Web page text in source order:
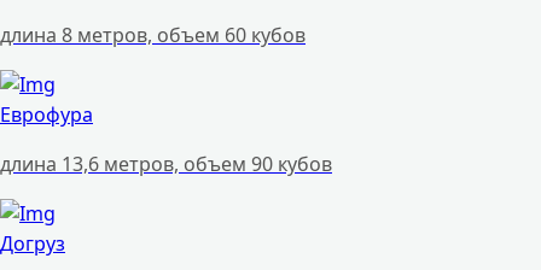
длина 8 метров, объем 60 кубов
Еврофура
длина 13,6 метров, объем 90 кубов
Догруз